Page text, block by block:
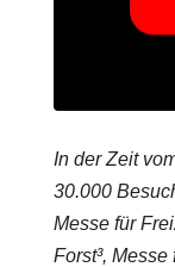
In der Zeit
30.000
Messe für
Forst³,